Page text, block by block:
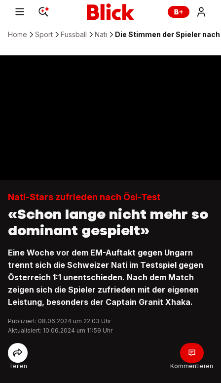
Home Sport Fussball Nati Die Stimmen der Spieler
Nati-Stars zufrieden nach Ösi-Test
«Schon lange nicht mehr so
dominant gespielt»
Eine Woche vor dem EM-Auftakt gegen Ungarn
trennt sich die Schweizer Nati im Testspiel gegen
Österreich 1:1 unentschieden. Nach dem Match
zeigen sich die Spieler zufrieden mit der eigenen
Leistung, besonders der Captain Granit Xhaka.
Publiziert: 08.06.2024 um 22:03 Uhr
Aktualisiert: 10.06.2024 um 11:59 Uhr
Teilen Kommentieren